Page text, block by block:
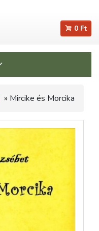
0 Ft
» Mircike és Morcika